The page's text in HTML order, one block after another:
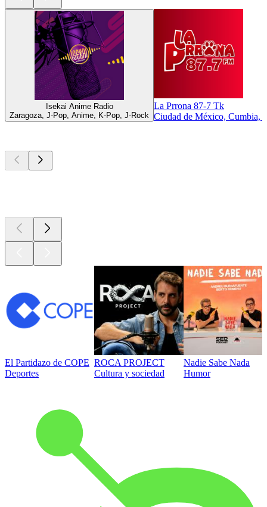
Isekai Anime Radio
Zaragoza, J-Pop, Anime, K-Pop, J-Rock
La Prrona 87-7 Tk
Ciudad de México, Cumbia,
El Partidazo de COPE
Deportes
ROCA PROJECT
Cultura y sociedad
Nadie Sabe Nada
Humor